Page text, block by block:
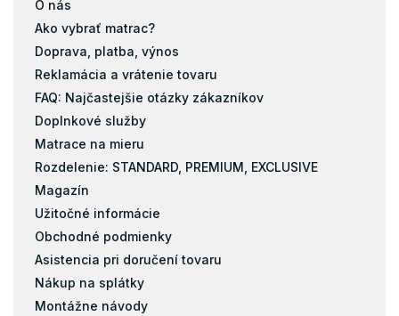
Matrace 200x180
Matrace 200x200
Matrace 120x184
Latex
Pohánkové matrace
O nás
Ako vybrať matrac?
Doprava, platba, výnos
Reklamácia a vrátenie tovaru
FAQ: Najčastejšie otázky zákazníkov
Doplnkové služby
Matrace na mieru
Rozdelenie: STANDARD, PREMIUM, EXCLUSIVE
Magazín
Užitočné informácie
Obchodné podmienky
Asistencia pri doručení tovaru
Nákup na splátky
Montážne návody